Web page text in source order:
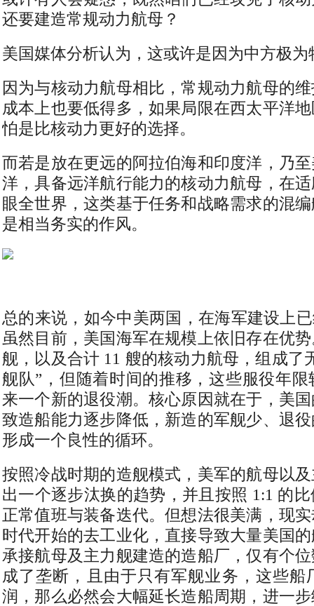
还要建造常规动力航母？
美国媒体分析认为，这或许是因为中方极
因为与核动力航母相比，常规动力航母的
成本上也要低得多，如果局限在西太平洋
怕是比核动力更好的选择。
而若是放在更远的阿拉伯海和印度洋，乃
洋，具备远洋航行能力的核动力航母，在
眼全世界，这类基于任务和战略需求的混
是相当务实的作风。
总的来说，如今中美两国，在海军建设上
虽然目前，美国海军在规模上依旧存在优
舰，以及合计 11 艘的核动力航母，组成了
舰队”，但随着时间的推移，这些服役年
来一个新的退役潮。核心原因就在于，美
致造船能力逐步降低，新造的军舰少、退
形成一个良性的循环。
按照冷战时期的造舰模式，美军的航母以
出一个逐步汰换的趋势，并且按照 1:1 的
正常值班与装备迭代。但想法很美满，现
时代开始的去工业化，直接导致大量美国
承接航母及主力舰建造的造船厂，仅有个
成了垄断，且由于只有军舰业务，这些船
润，那么必然会大幅延长造船周期，进一